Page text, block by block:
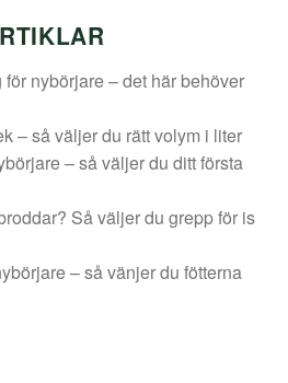
nybörjare – det här behöver
– så väljer du rätt volym i liter
– så väljer du ditt första
Så väljer du grepp för is
– så vänjer du fötterna